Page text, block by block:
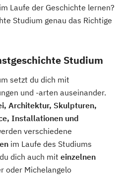
Laufe der Geschichte lernen?
Studium genau das Richtige
Studium
setzt du dich mit
und -arten auseinander.
Architektur, Skulpturen,
Installationen und
verschiedene
im Laufe des Studiums
dich auch mit einzelnen
oder Michelangelo